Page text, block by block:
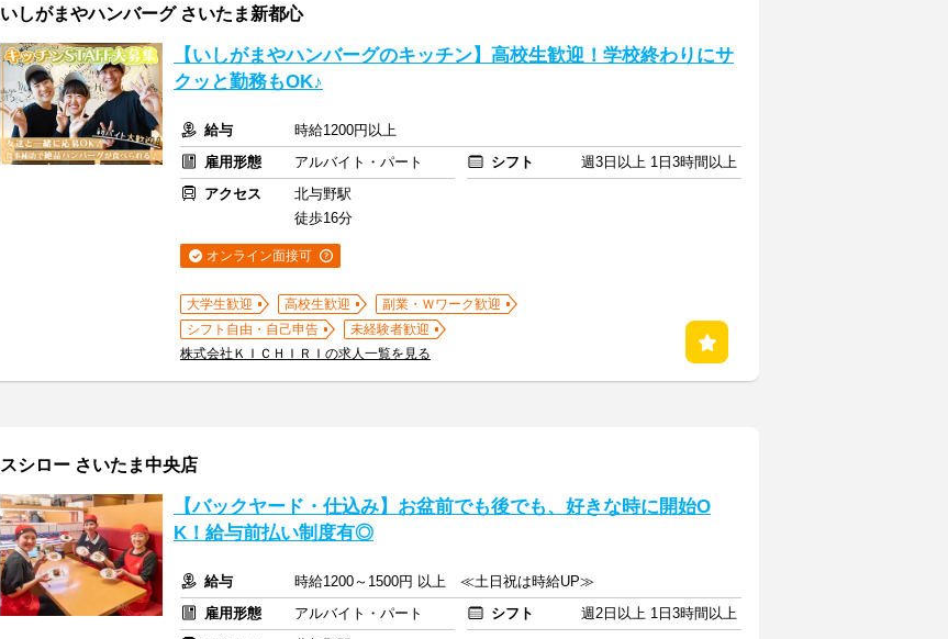
いしがまやハンバーグ さいたま新都心
【いしがまやハンバーグのキッチン】高校生歓迎！学校終わりにサ
クッと勤務もOK♪
給与
時給1200円以上
雇用形態
アルバイト・パート シフト
週3日以上 1日3時間以上
アクセス
北与野駅
徒歩16分
オンライン面接可
大学生歓迎 高校生歓迎
副業・Ｗワーク歓迎
シフト自由・自己申告
未経験者歓迎
株式会社ＫＩＣＨＩＲＩの求人一覧を見る
スシロー さいたま中央店
【バックヤード・仕込み】お盆前でも後でも、好きな時に開始O
K！給与前払い制度有◎
給与
時給1200～1500円 以上 ≪土日祝は時給UP≫
雇用形態
アルバイト・パート シフト
週2日以上 1日3時間以上